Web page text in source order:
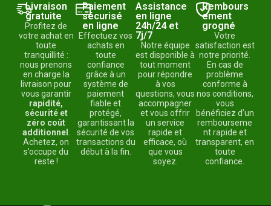
Livraison
gratuite
Profitez de
votre achat en
toute
tranquillité :
nous prenons
en charge la
livraison pour
vous garantir
rapidité,
sécurité et
zéro coût
additionnel .
Achetez, on
s’occupe du
reste !
Paiement
sécurisé
en ligne
Effectuez vos
achats en
toute
confiance
grâce à un
système de
paiement
fiable et
protégé,
garantissant la
sécurité de vos
transactions du
début à la fin.
Assistance
en ligne
24h/24 et
7j/7
Notre équipe
est disponible à
tout moment
pour répondre
à vos
questions, vous
accompagner
et vous offrir
un service
rapide et
efficace, où
que vous
soyez.
Rembours
ement
grogné
Votre
satisfaction est
notre priorité.
En cas de
problème
conforme à
nos conditions,
vous
bénéficiez d’un
rembourseme
nt rapide et
transparent, en
toute
confiance.